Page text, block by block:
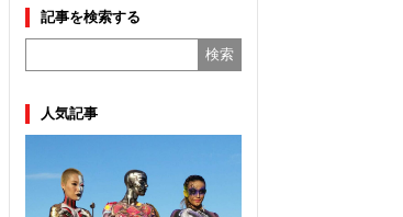
記事を検索する
人気記事